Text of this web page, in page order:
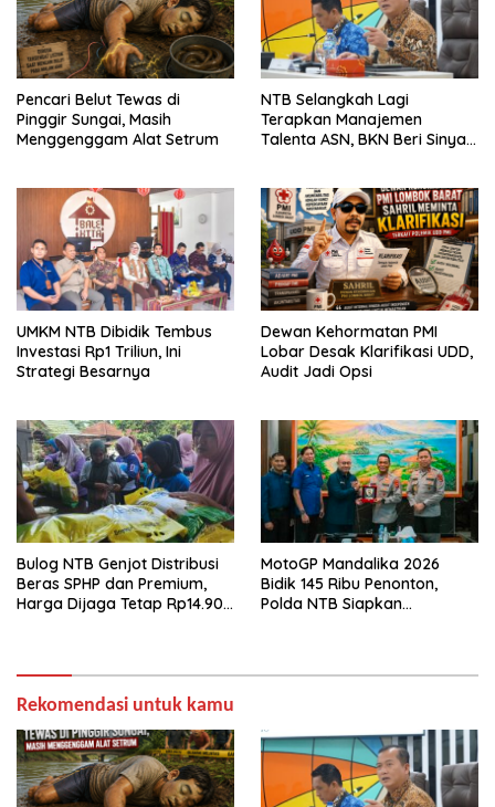
Pencari Belut Tewas di
Pinggir Sungai, Masih
Menggenggam Alat Setrum
NTB Selangkah Lagi
Terapkan Manajemen
Talenta ASN, BKN Beri Sinyal
UMKM NTB Dibidik Tembus
Investasi Rp1 Triliun, Ini
Strategi Besarnya
Dewan Kehormatan PMI
Lobar Desak Klarifikasi UDD,
Audit Jadi Opsi
Bulog NTB Genjot Distribusi
Beras SPHP dan Premium,
Harga Dijaga Tetap Rp14.900
MotoGP Mandalika 2026
Bidik 145 Ribu Penonton,
Polda NTB Siapkan
Rekomendasi untuk kamu